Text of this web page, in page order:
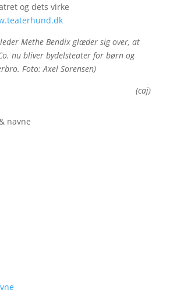
og dets virke
Methe Bendix glæder sig over, at
nu bliver bydelsteater for børn og
Foto: Axel Sorensen)
(caj)
navne